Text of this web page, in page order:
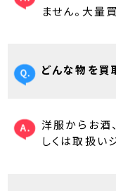
ません。大量
どんな物を買
洋服からお酒
しくは取扱い